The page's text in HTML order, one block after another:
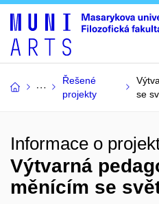
Řešené
projekty
se
Informace o
Výtvarná
měnícím se